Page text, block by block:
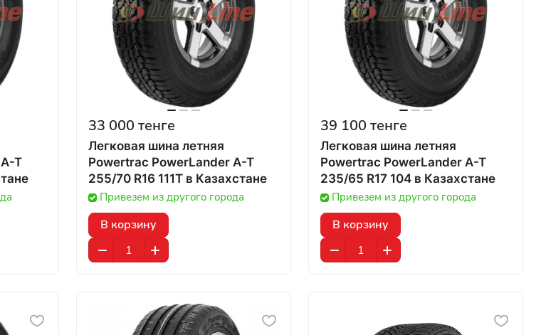
T
33 000 тенге
Легковая шина летняя
Powertrac PowerLander A-T
255/70 R16 111T в Казахстане
Привезем из другого города
В корзину
39 100 тенге
Легковая шина летняя
Powertrac PowerLander A-T
235/65 R17 104 в Казахстане
Привезем из другого города
В корзину